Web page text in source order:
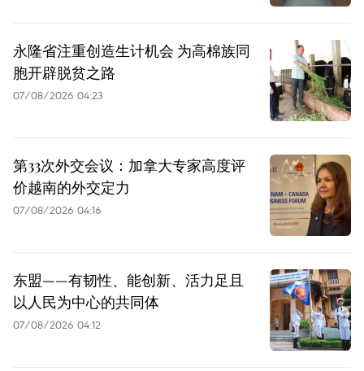
永隆省注重创造生计机会 为高棉族同
胞开辟脱贫之路
07/08/2026 04:23
第33次外交会议：加拿大专家高度评
价越南的外交定力
07/08/2026 04:16
东盟——有韧性、能创新、活力足且
以人民为中心的共同体
07/08/2026 04:12